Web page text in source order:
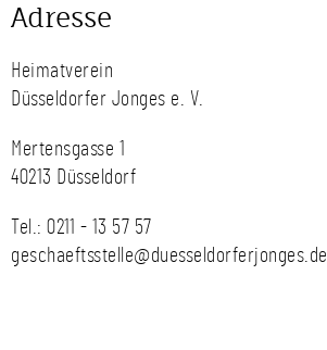
Adresse
Heimatverein
Düsseldorfer Jonges e. V.
Mertensgasse 1
40213 Düsseldorf
Tel.: 0211 - 13 57 57
geschaeftsstelle@duesseldorferjonges.de